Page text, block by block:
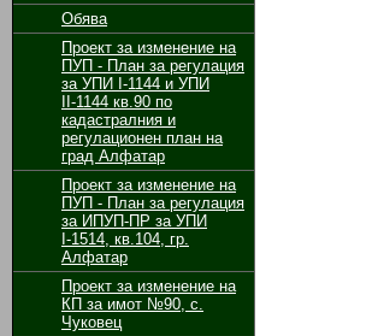
Обява
Проект за изменение на
ПУП - План за регулация
за УПИ І-1144 и УПИ
ІІ-1144 кв.90 по
кадастралния и
регулационен план на
град Алфатар
Проект за изменение на
ПУП - План за регулация
за ИПУП-ПР за УПИ
І-1514, кв.104, гр.
Алфатар
Проект за изменение на
КП за имот №90, с.
Чуковец